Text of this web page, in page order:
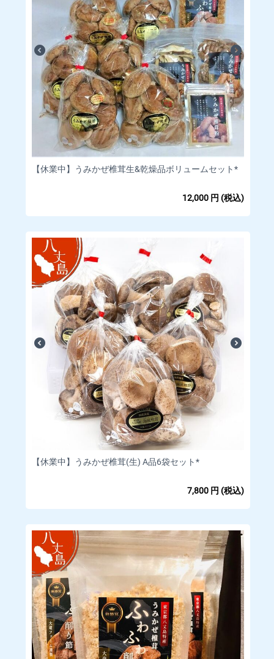
【返金方法】クレジットカードの決済は当店にて決済の取消を
詳細についてはご利用のカード会社へお問い合わせください。
□お客様都合による返品返金・交換(商品発送後)
発送後の商品については、いかなる理由によっても、お客様都
合による返品返金・交換は行っておりません。 予めご了承の上
ご注文ください。
商品の生産・梱包には万全を期しておりますが、万が一、「商
品間違い」「商品点数不足」「商品不良」などございました
到着から1日以内にお電話、またはメールにてご連絡くださ
電話：04996-7-0136（9：00～17：00） メールアドレス：info
@dairyu-farm.com
生鮮食料品という商品の性質上、到着から2日以上経過してから
の商品不良のご連絡には対応いたしかねます。
何とぞご了承くださいますようお願いいたします。
【休業中】うみかぜ椎茸生&乾燥品ボリュームセット*
12,000 円 (税込)
【休業中】うみかぜ椎茸(生) A品6袋セット*
7,800 円 (税込)